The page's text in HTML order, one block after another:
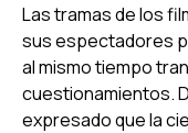
Las tramas de los
sus espectadores
al mismo tiempo
cuestionamientos.
expresado que la